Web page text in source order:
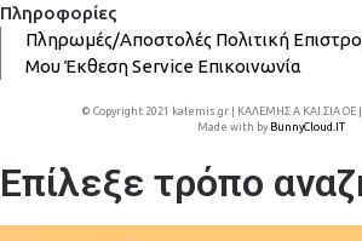
Πληροφορίες
Πληρωμές/Αποστολές Πολιτική
ΜουΈκθεσηService Επικοινωνία
© Copyright 2021 kalemis.gr | ΚΑΛΕΜΗΣ Α ΚΑΙ ΣΙΑ ΟΕ
Made with by BunnyCloud.IT
Επίλεξε τρόπο